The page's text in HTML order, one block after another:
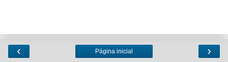
‹ ›
Página inicial